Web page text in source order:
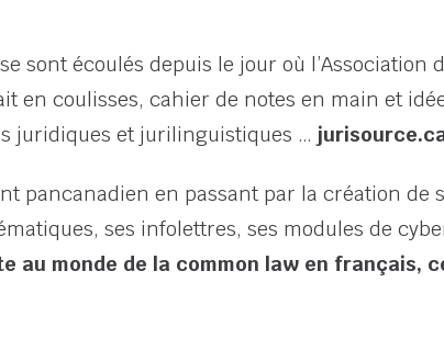
sont écoulés depuis le jour où l’Association
en coulisses, cahier de notes en main et
juridiques et jurilinguistiques …
pancanadien en passant par la création de
ses infolettres, ses modules de
au monde de la common law en français,